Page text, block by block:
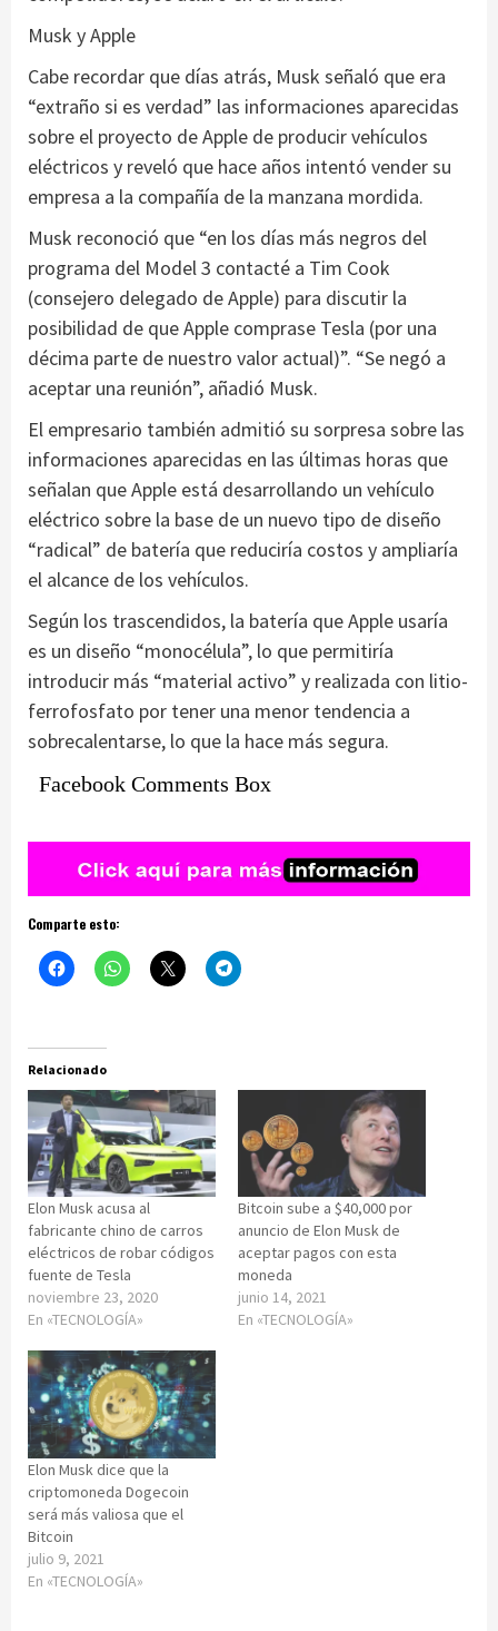
Musk y Apple
Cabe recordar que días atrás, Musk señaló que era
“extraño si es verdad” las informaciones aparecidas
sobre el proyecto de Apple de producir vehículos
eléctricos y reveló que hace años intentó vender su
empresa a la compañía de la manzana mordida.
Musk reconoció que “en los días más negros del
programa del Model 3 contacté a Tim Cook
(consejero delegado de Apple) para discutir la
posibilidad de que Apple comprase Tesla (por una
décima parte de nuestro valor actual)”. “Se negó a
aceptar una reunión”, añadió Musk.
El empresario también admitió su sorpresa sobre las
informaciones aparecidas en las últimas horas que
señalan que Apple está desarrollando un vehículo
eléctrico sobre la base de un nuevo tipo de diseño
“radical” de batería que reduciría costos y ampliaría
el alcance de los vehículos.
Según los trascendidos, la batería que Apple usaría
es un diseño “monocélula”, lo que permitiría
introducir más “material activo” y realizada con litio-
ferrofosfato por tener una menor tendencia a
sobrecalentarse, lo que la hace más segura.
Facebook Comments Box
Comparte esto:
Relacionado
Elon Musk acusa al
fabricante chino de carros
eléctricos de robar códigos
fuente de Tesla
noviembre 23, 2020
En «TECNOLOGÍA»
Bitcoin sube a $40,000 por
anuncio de Elon Musk de
aceptar pagos con esta
moneda
junio 14, 2021
En «TECNOLOGÍA»
Elon Musk dice que la
criptomoneda Dogecoin
será más valiosa que el
Bitcoin
julio 9, 2021
En «TECNOLOGÍA»